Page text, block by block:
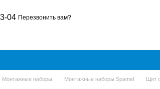
04 Перезвонить вам?
Монтажные наборы Монтажные наборы Spamel Щит